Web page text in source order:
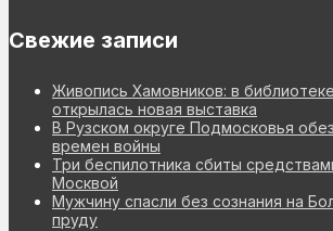
Свежие записи
Живопись Хамовников: в
открылась новая выставка
В Рузском округе Подмосковья
времен войны
Три беспилотника сбиты
Москвой
Мужчину спасли без сознания на
пруду